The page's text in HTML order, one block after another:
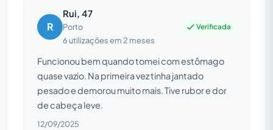
R
Rui, 47
Porto
6 utilizações em 2 meses
Verificada
Funcionou bem quando tomei com estômago
quase vazio. Na primeira vez tinha jantado
pesado e demorou muito mais. Tive rubor e dor
de cabeça leve.
12/09/2025